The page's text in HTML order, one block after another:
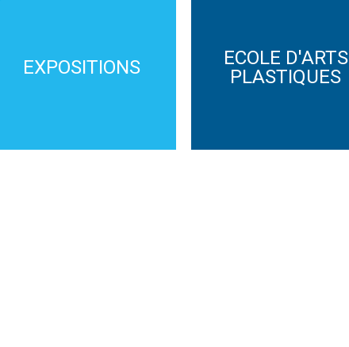
EXPOSITIONS
ECOLE D'ARTS
PLASTIQUES